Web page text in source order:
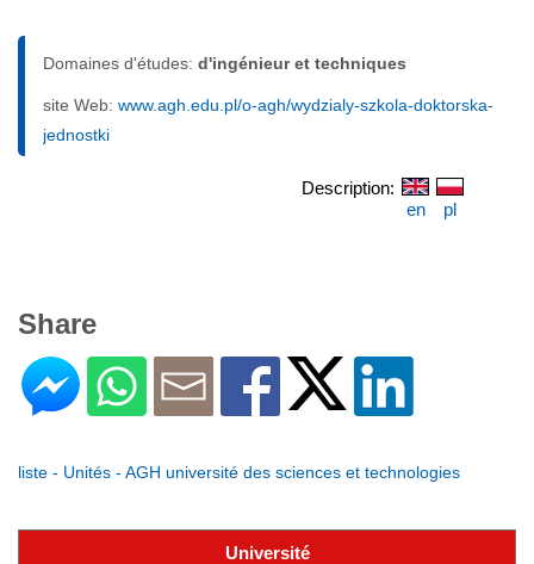
Domaines d'études: d'ingénieur et techniques
site Web: www.agh.edu.pl/o-agh/wydzialy-szkola-doktorska-
jednostki
Description:
en
pl
Share
liste - Unités - AGH université des sciences et technologies
Université